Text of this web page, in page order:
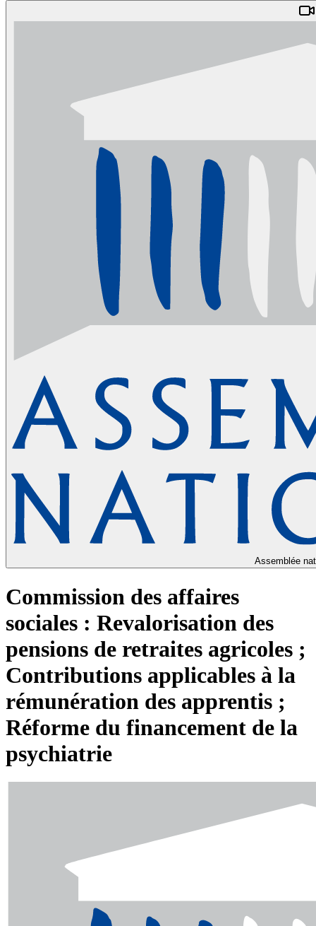
Assemblée
Commission des affaires
sociales : Revalorisation des
pensions de retraites agricoles ;
Contributions applicables à la
rémunération des apprentis ;
Réforme du financement de la
psychiatrie